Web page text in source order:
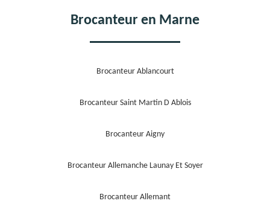
Brocanteur en Marne
Brocanteur Ablancourt
Brocanteur Saint Martin D Ablois
Brocanteur Aigny
Brocanteur Allemanche Launay Et Soyer
Brocanteur Allemant